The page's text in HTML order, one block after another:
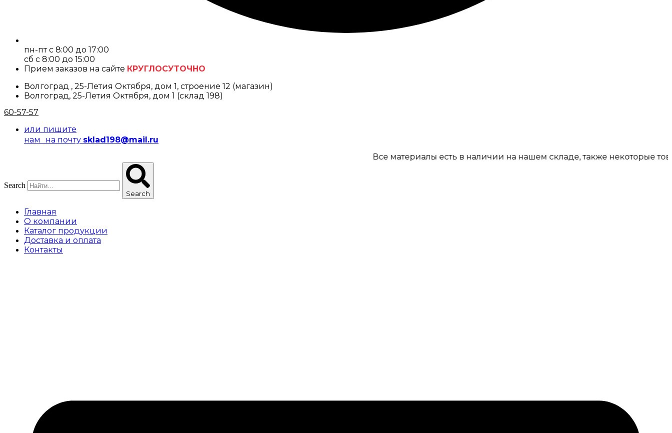
пн-пт с 8:00 до 17:00
cб с 8:00 до 15:00
Прием заказов на сайте КРУГЛОСУТОЧНО
Волгоград , 25-Летия Октября, дом 1, строение 12 (магазин)
Волгоград, 25-Летия Октября, дом 1 (склад 198)
60-57-57
или пишите
нам на почту sklad198@mail.ru
Все материалы есть в наличии на нашем складе, также некоторые товары
Search
Search
Главная
О компании
Каталог продукции
Доставка и оплата
Контакты